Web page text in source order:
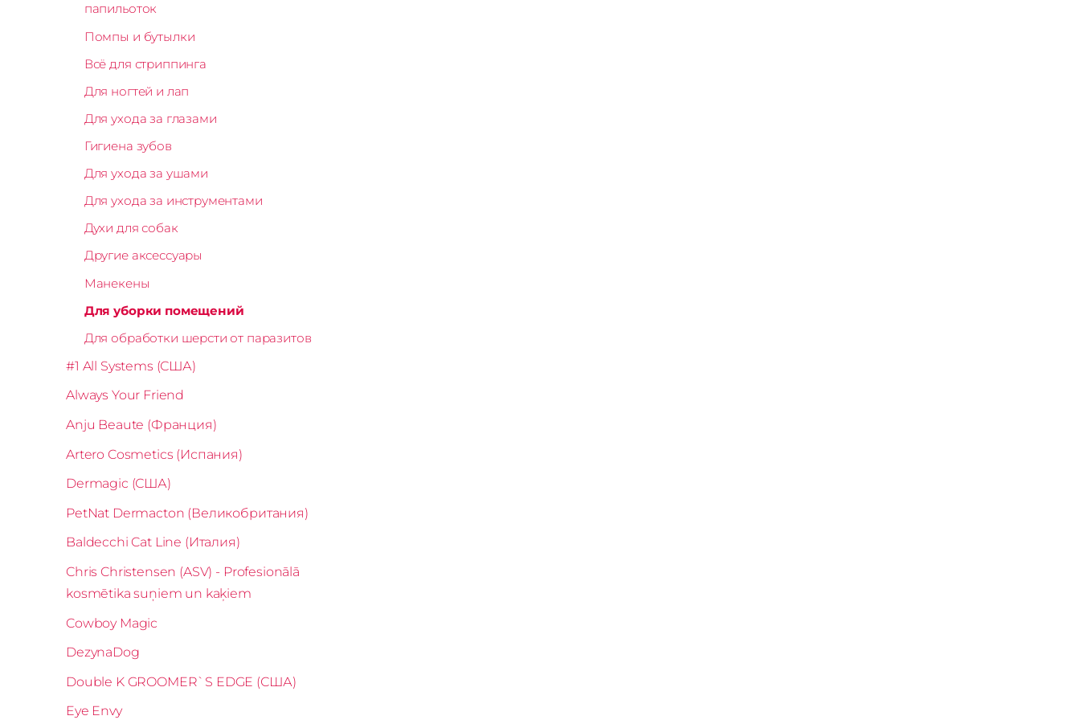
папильоток
Помпы и бутылки
Всё для стриппинга
Для ногтей и лап
Для ухода за глазами
Гигиена зубов
Для ухода за ушами
Для ухода за инструментами
Духи для собак
Другие аксессуары
Манекены
Для уборки помещений
Для обработки шерсти от паразитов
#1 All Systems (США)
Always Your Friend
Anju Beaute (Франция)
Artero Cosmetics (Испания)
Dermagic (США)
PetNat Dermacton (Великобритания)
Baldecchi Cat Line (Италия)
Chris Christensen (ASV) - Profesionālā
kosmētika suņiem un kaķiem
Cowboy Magic
DezynaDog
Double K GROOMER`S EDGE (США)
Eye Envy